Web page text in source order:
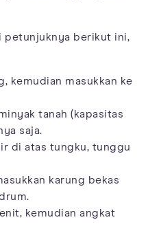
petunjuknya berikut ini,
kemudian masukkan ke
tanah (kapasitas
saja.
di atas tungku, tunggu
karung bekas
kemudian angkat